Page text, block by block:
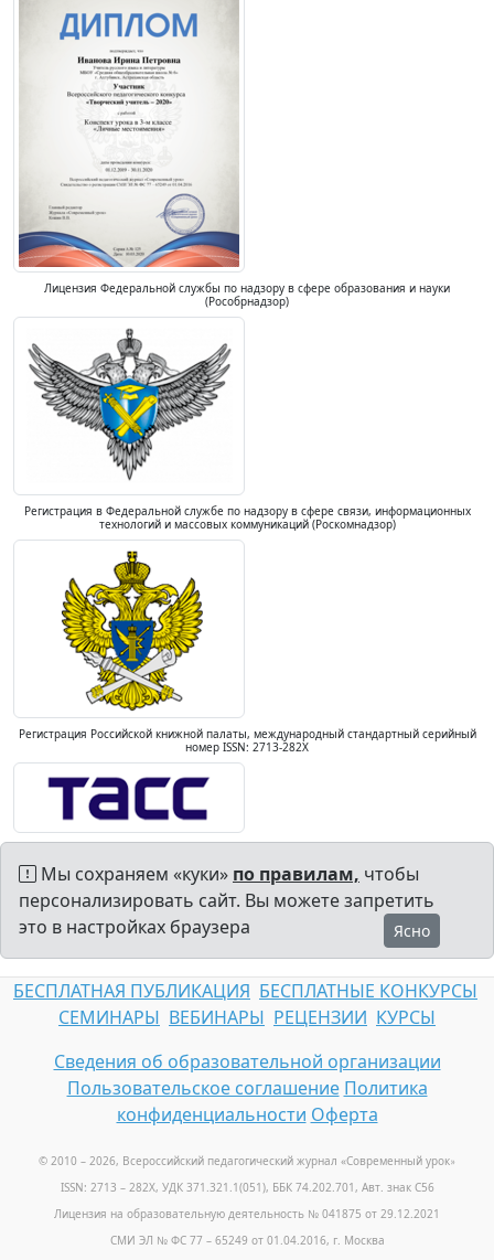
Лицензия Федеральной службы по надзору в сфере образования и науки
(Рособрнадзор)
Регистрация в Федеральной службе по надзору в сфере связи, информационных
технологий и массовых коммуникаций (Роскомнадзор)
Регистрация Российской книжной палаты, международный стандартный серийный
номер ISSN: 2713-282X
Мы сохраняем «куки» по правилам, чтобы
персонализировать сайт. Вы можете запретить
это в настройках браузера
Ясно
БЕСПЛАТНАЯ ПУБЛИКАЦИЯ БЕСПЛАТНЫЕ КОНКУРСЫ
СЕМИНАРЫ ВЕБИНАРЫ РЕЦЕНЗИИ КУРСЫ
Сведения об образовательной организации
Пользовательское соглашение Политика
конфиденциальности Оферта
© 2010 – 2026, Всероссийский педагогический журнал «Современный урок»
ISSN: 2713 – 282X, УДК 371.321.1(051), ББК 74.202.701, Авт. знак С56
Лицензия на образовательную деятельность № 041875 от 29.12.2021
СМИ ЭЛ № ФС 77 – 65249 от 01.04.2016, г. Москва